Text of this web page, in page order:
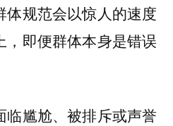
体规范会以惊人的速度
，即便群体本身是错误
临尴尬、被排斥或声誉